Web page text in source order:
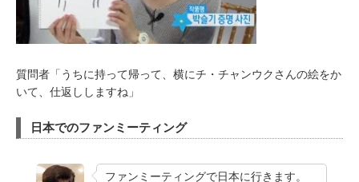
質問者「うちに持って帰って、横にチ・チャンウクさんの絵をか
いて、仕返ししますね」
日本でのファンミーティング
ファンミーティングで日本に行きます。